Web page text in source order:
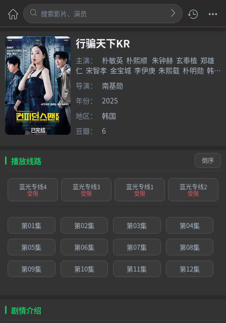
已完结
行骗天下KR
主演： 朴敏英 朴熙顺 朱钟赫 玄奉植 郑雄
仁 宋智孝 金宝城 李伊庚 朱熙载 朴明勋 韩可
露 权志瀚
导演：
南基勋
年份：
2025
地区：
韩国
豆瓣：
6
播放线路 倒序
蓝光专线4
受限
蓝光专线3
受限
蓝光专线1
受限
蓝光专线2
受限
第01集 第02集 第03集 第04集
第05集 第06集 第07集 第08集
第09集 第10集 第11集 第12集
剧情介绍